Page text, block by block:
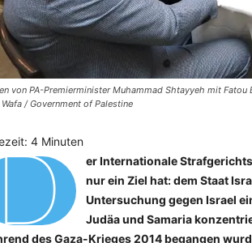
von PA-Premierminister Muhammad Shtayyeh mit
/ Government of Palestine
4 Minuten
er Internationale
nur ein Ziel hat: dem Staat
Untersuchung gegen Israel
Judäa und Samaria
des Gaza-Krieges 2014 begangen